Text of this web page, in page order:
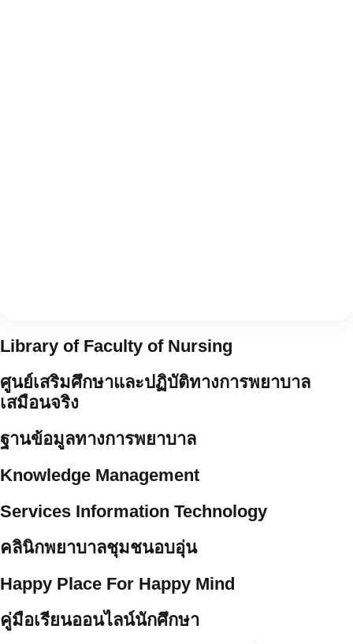
Library of Faculty of Nursing
ศูนย์เสริมศึกษาและปฏิบัติทางการพยาบาล
เสมือนจริง
ฐานข้อมูลทางการพยาบาล
Knowledge Management
Services Information Technology
คลินิกพยาบาลชุมชนอบอุ่น
Happy Place For Happy Mind
คู่มือเรียนออนไลน์นักศึกษา